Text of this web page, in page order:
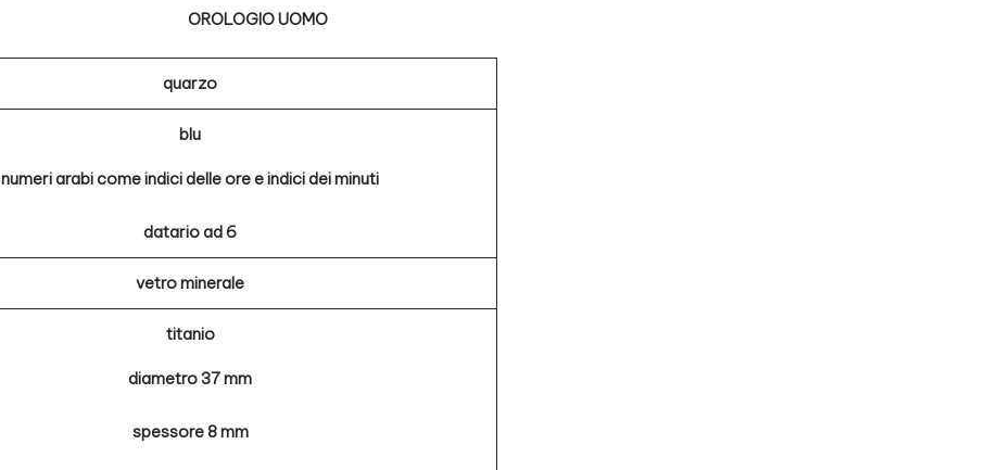
OROLOGIO UOMO
quarzo
blu
numeri arabi come indici delle ore e indici dei minuti
datario ad 6
vetro minerale
titanio
diametro 37 mm
spessore 8 mm